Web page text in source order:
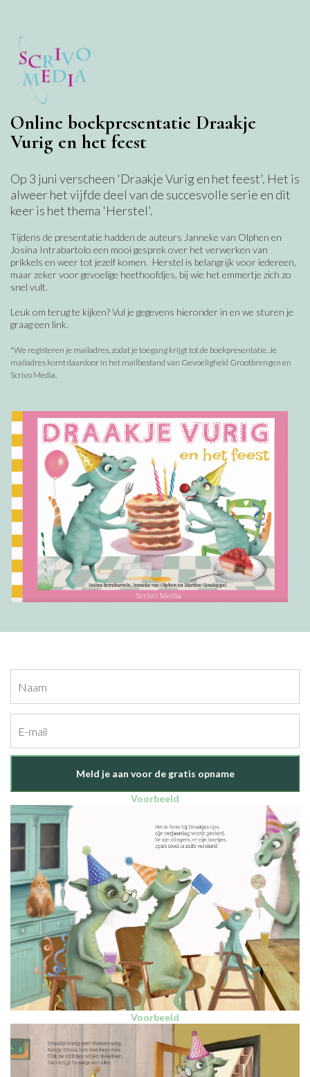
Online boekpresentatie Draakje
Vurig en het feest
Op 3 juni verscheen 'Draakje Vurig en het feest'. Het is
alweer het vijfde deel van de succesvolle serie en dit
keer is het thema 'Herstel'.
Tijdens de presentatie hadden de auteurs Janneke van Olphen en
Josina Intrabartolo een mooi gesprek over het verwerken van
prikkels en weer tot jezelf komen. Herstel is belangrijk voor iedereen,
maar zeker voor gevoelige heethoofdjes, bij wie het emmertje zich zo
snel vult.
Leuk om terug te kijken? Vul je gegevens hieronder in en we sturen je
graag een link.
*We registeren je mailadres, zodat je toegang krijgt tot de boekpresentatie. Je
mailadres komt daardoor in het mailbestand van Gevoeligheid Grootbrengen en
Scrivo Media.
Meld je aan voor de gratis opname
Voorbeeld
Voorbeeld